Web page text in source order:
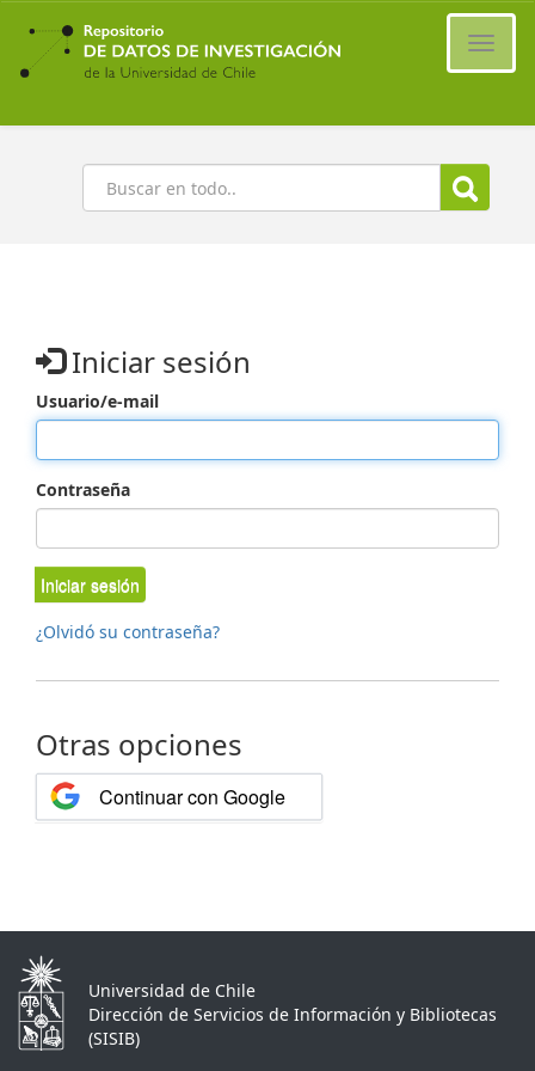
Ir
contenido
principal
Buscar
Iniciar sesión
Usuario/e-mail
Contraseña
Iniciar sesión
¿Olvidó su contraseña?
Otras opciones
Continuar con Google
Universidad de Chile
Dirección de Servicios de Información y Bibliotecas
(SISIB)